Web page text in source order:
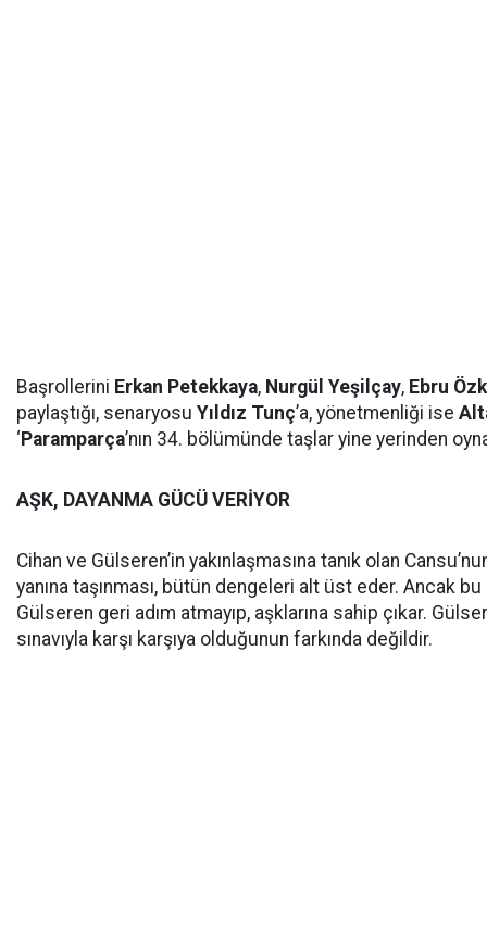
Başrollerini Erkan Petekkaya, Nurgül Yeşilçay, Ebru
paylaştığı, senaryosu Yıldız Tunç’a, yönetmenliği ise
‘ Paramparça’nın 34. bölümünde taşlar yine yerinden
AŞK, DAYANMA GÜCÜ VERİYOR
Cihan ve Gülseren’in yakınlaşmasına tanık olan
yanına taşınması, bütün dengeleri alt üst eder. Ancak bu
Gülseren geri adım atmayıp, aşklarına sahip çıkar.
sınavıyl a karşı karşıya olduğunun farkında değildir.